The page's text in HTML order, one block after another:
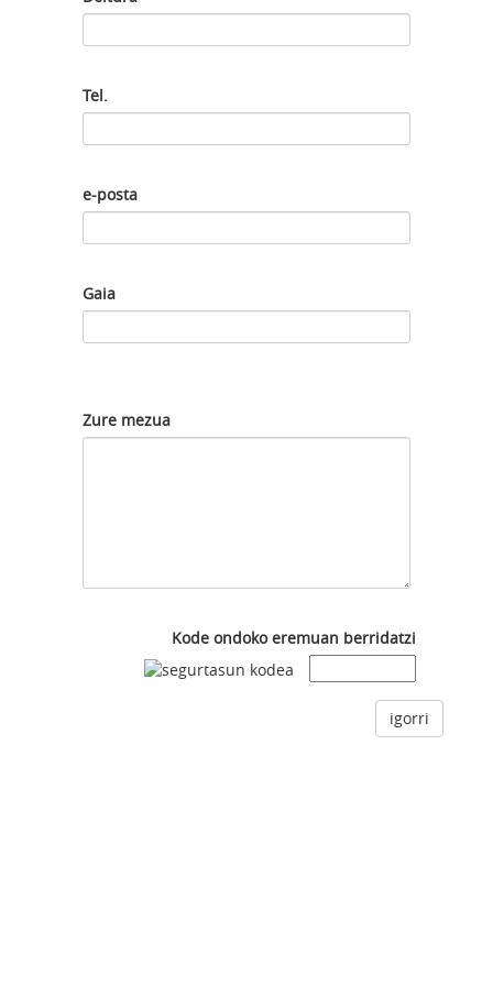
Tel.
e-posta
Gaia
Zure mezua
Kode ondoko eremuan berridatzi
igorri